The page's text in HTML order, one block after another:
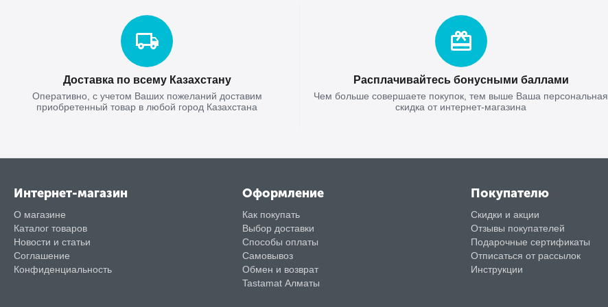
Доставка по всему Казахстану
Оперативно, с учетом Ваших пожеланий доставим
приобретенный товар в любой город Казахстана
Расплачивайтесь бонусными баллами
Чем больше совершаете покупок, тем выше Ваша персональная
скидка от интернет-магазина
Интернет-магазин
О магазине
Каталог товаров
Новости и статьи
Соглашение
Конфиденциальность
Оформление
Как покупать
Выбор доставки
Способы оплаты
Самовывоз
Обмен и возврат
Tastamat Алматы
Покупателю
Скидки и акции
Отзывы покупателей
Подарочные сертификаты
Отписаться от рассылок
Инструкции